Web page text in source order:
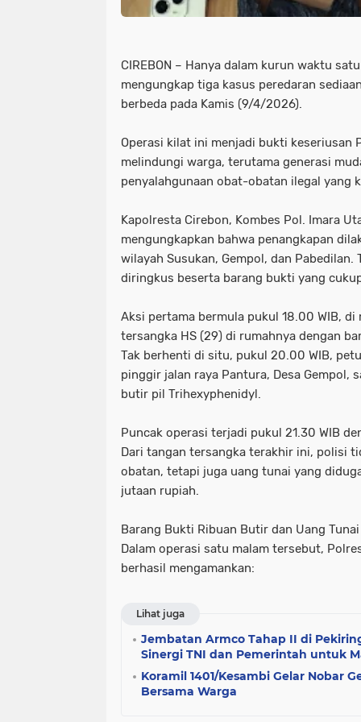
CIREBON – Hanya dalam kurun waktu
mengungkap tiga kasus peredaran
berbeda pada Kamis (9/4/2026).
Operasi kilat ini menjadi bukti keseriusan
melindungi warga, terutama generasi
penyalahgunaan obat-obatan ilegal yang
Kapolresta Cirebon, Kombes Pol. Imara
mengungkapkan bahwa penangkapan
wilayah Susukan, Gempol, dan
diringkus beserta barang bukti yang
Aksi pertama bermula pukul 18.00 WIB,
tersangka HS (29) di rumahnya dengan
Tak berhenti di situ, pukul 20.00 WIB,
pinggir jalan raya Pantura, Desa Gempol,
butir pil Trihexyphenidyl.
Puncak operasi terjadi pukul 21.30 WIB
Dari tangan tersangka terakhir ini, polisi
obatan, tetapi juga uang tunai yang
jutaan rupiah.
Barang Bukti Ribuan Butir dan Uang
Dalam operasi satu malam tersebut,
berhasil mengamankan:
Lihat juga
Jembatan Armco Tahap II di
Sinergi TNI dan Pemerintah untuk
Koramil 1401/Kesambi Gelar Nobar
Bersama Warga